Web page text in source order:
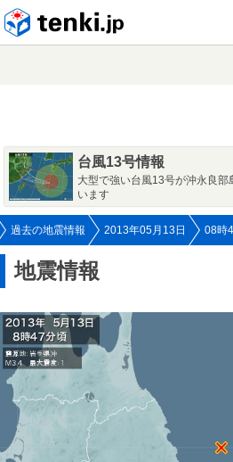
台風13号情報
大型で強い台風13号が沖永良
います
過去の地震情報 2013年05月13日 08時
地震情報